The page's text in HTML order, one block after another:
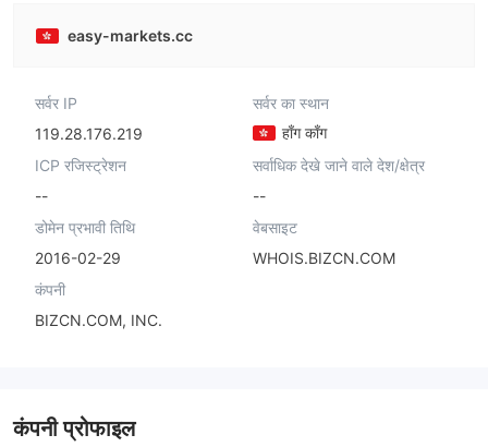
easy-markets.cc
सर्वर IP
119.28.176.219
सर्वर का स्थान
हाँग काँग
ICP रजिस्ट्रेशन
--
सर्वाधिक देखे जाने वाले देश/क्षेत्र
--
डोमेन प्रभावी तिथि
2016-02-29
वेबसाइट
WHOIS.BIZCN.COM
कंपनी
BIZCN.COM, INC.
कंपनी प्रोफाइल